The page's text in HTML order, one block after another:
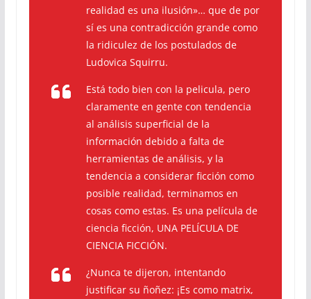
realidad es una ilusión»… que de por
sí es una contradicción grande como
la ridiculez de los postulados de
Ludovica Squirru.
Está todo bien con la pelicula, pero
claramente en gente con tendencia
al análisis superficial de la
información debido a falta de
herramientas de análisis, y la
tendencia a considerar ficción como
posible realidad, terminamos en
cosas como estas. Es una película de
ciencia ficción, UNA PELÍCULA DE
CIENCIA FICCIÓN.
¿Nunca te dijeron, intentando
justificar su ñoñez: ¡Es como matrix,